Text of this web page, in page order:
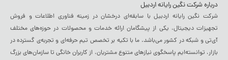
درباره شرکت نگین رایانه اردبیل
شرکت نگین رایانه اردبیل با سابقه‌ای درخشان در زمینه فناوری اطلاعات و فروش
تجهیزات دیجیتال، یکی از پیشگامان ارائه خدمات و محصولات در حوزه‌های مختلف
آی‌تی و شبکه در کشور می‌باشد. ما با تکیه بر تخصص تیم حرفه‌ای و تجربه‌ی گسترده در
بازار، توانسته‌ایم پاسخگوی نیازهای متنوع مشتریان، از کاربران خانگی تا سازمان‌های بزرگ